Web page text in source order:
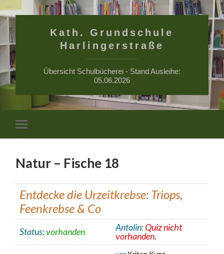
Kath. Grundschule
Harlingerstraße
Übersicht Schulbücherei - Stand Ausleihe:
05.06.2026
Mobile-
Menü
Natur – Fische 18
Entdecke die Urzeitkrebse: Triops,
Feenkrebse & Co
Status:vorhanden Antolin:Quiz nicht
vorhanden.